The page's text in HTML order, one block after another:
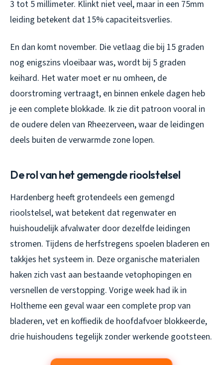
3 tot 5 millimeter. Klinkt niet veel, maar in een 75mm
leiding betekent dat 15% capaciteitsverlies.
En dan komt november. Die vetlaag die bij 15 graden
nog enigszins vloeibaar was, wordt bij 5 graden
keihard. Het water moet er nu omheen, de
doorstroming vertraagt, en binnen enkele dagen heb
je een complete blokkade. Ik zie dit patroon vooral in
de oudere delen van Rheezerveen, waar de leidingen
deels buiten de verwarmde zone lopen.
De rol van het gemengde rioolstelsel
Hardenberg heeft grotendeels een gemengd
rioolstelsel, wat betekent dat regenwater en
huishoudelijk afvalwater door dezelfde leidingen
stromen. Tijdens de herfstregens spoelen bladeren en
takkjes het systeem in. Deze organische materialen
haken zich vast aan bestaande vetophopingen en
versnellen de verstopping. Vorige week had ik in
Holtheme een geval waar een complete prop van
bladeren, vet en koffiedik de hoofdafvoer blokkeerde,
drie huishoudens tegelijk zonder werkende gootsteen.